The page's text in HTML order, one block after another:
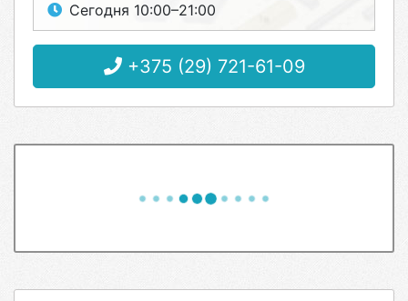
Сегодня 10:00–21:00
+375 (29) 721-61-09